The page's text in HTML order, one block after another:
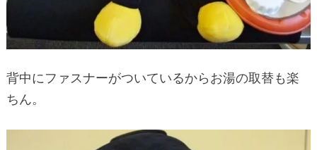
背中にファスナーがついているからお湯の取替も楽
ちん。